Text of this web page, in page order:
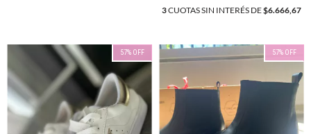
3CUOTAS SIN INTERÉS DE$6.666,67
57% OFF 57% OFF